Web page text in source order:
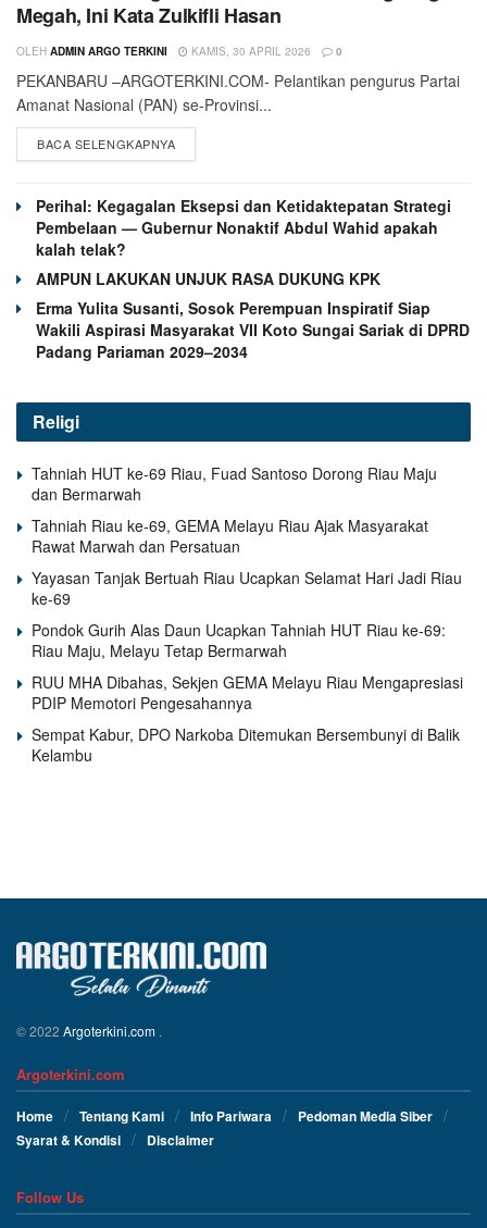
Megah, Ini Kata Zulkifli Hasan
OLEH ADMIN ARGO TERKINI KAMIS, 30 APRIL 2026 0
PEKANBARU –ARGOTERKINI.COM- Pelantikan pengurus Partai
Amanat Nasional (PAN) se-Provinsi...
BACA SELENGKAPNYA
Perihal: Kegagalan Eksepsi dan Ketidaktepatan Strategi
Pembelaan — Gubernur Nonaktif Abdul Wahid apakah
kalah telak?
AMPUN LAKUKAN UNJUK RASA DUKUNG KPK
Erma Yulita Susanti, Sosok Perempuan Inspiratif Siap
Wakili Aspirasi Masyarakat VII Koto Sungai Sariak di DPRD
Padang Pariaman 2029–2034
Religi
Tahniah HUT ke-69 Riau, Fuad Santoso Dorong Riau Maju
dan Bermarwah
Tahniah Riau ke-69, GEMA Melayu Riau Ajak Masyarakat
Rawat Marwah dan Persatuan
Yayasan Tanjak Bertuah Riau Ucapkan Selamat Hari Jadi Riau
ke-69
Pondok Gurih Alas Daun Ucapkan Tahniah HUT Riau ke-69:
Riau Maju, Melayu Tetap Bermarwah
RUU MHA Dibahas, Sekjen GEMA Melayu Riau Mengapresiasi
PDIP Memotori Pengesahannya
Sempat Kabur, DPO Narkoba Ditemukan Bersembunyi di Balik
Kelambu
© 2022 Argoterkini.com .
Argoterkini.com
Home Tentang Kami Info Pariwara
Pedoman Media Siber
Syarat & Kondisi
Disclaimer
Follow Us